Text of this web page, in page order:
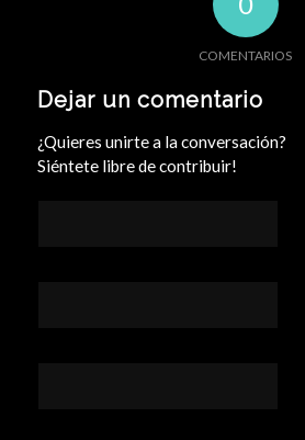
COMENTARIOS
Dejar un comentario
¿Quieres unirte a la conversación?
Siéntete libre de contribuir!